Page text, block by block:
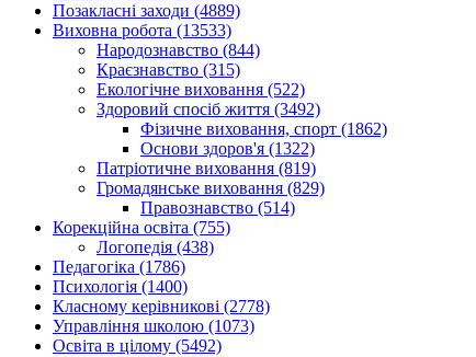
Позакласні заходи (4889)
Виховна робота (13533)
Народознавство (844)
Краєзнавство (315)
Екологічне виховання (522)
Здоровий спосіб життя (3492)
Фізичне виховання, спорт (1862)
Основи здоров'я (1322)
Патріотичне виховання (819)
Громадянське виховання (829)
Правознавство (514)
Корекційна освіта (755)
Логопедія (438)
Педагогіка (1786)
Психологія (1400)
Класному керівникові (2778)
Управління школою (1073)
Освіта в цілому (5492)